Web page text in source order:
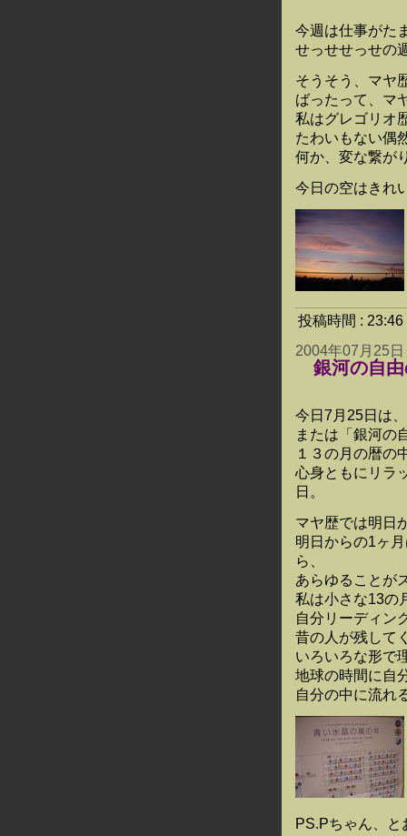
今週は仕事がた
せっせせっせの
そうそう、マヤ
ばったって、マ
私はグレゴリオ
たわいもない偶
何か、変な繋が
今日の空はきれ
投稿時間 :
2004年07月25日
銀河の自
今日7月25日は
または「銀河の
１３の月の暦の
心身ともにリラ
日。
マヤ歴では明日
明日からの1ヶ
ら、
あらゆることが
私は小さな13の
自分リーディン
昔の人が残して
いろいろな形で
地球の時間に自
自分の中に流れ
PS.Pちゃん、